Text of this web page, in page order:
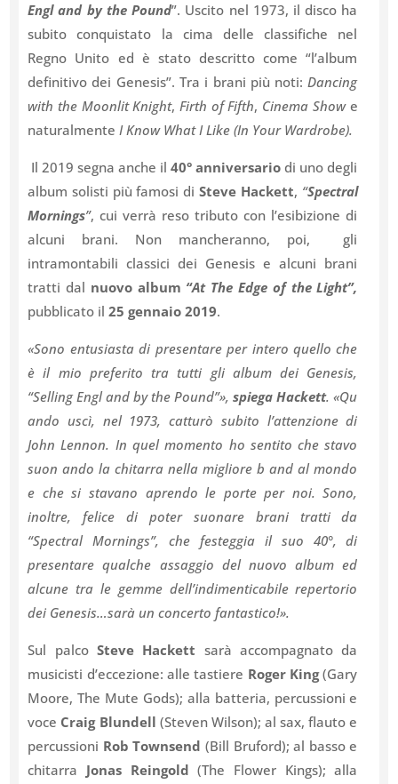
Engl and by the Pound”. Uscito nel 1973, il disco ha
subito conquistato la cima delle classifiche nel
Regno Unito ed è stato descritto come “l’album
definitivo dei Genesis”. Tra i brani più noti:Dancing
with the Moonlit Knight, Firth of Fifth, Cinema Showe
naturalmenteI Know What I Like (In Your Wardrobe).
Il 2019 segna anche il40° anniversario di uno degli
album solisti più famosi di Steve Hackett, “Spectral
Mornings”, cui verrà reso tributo con l’esibizione di
alcuni brani. Non mancheranno, poi, gli
intramontabili classici dei Genesis e alcuni brani
tratti dal nuovo album “At The Edge of the Light”,
pubblicato il25 gennaio 2019.
«Sono entusiasta di presentare per intero quello che
è il mio preferito tra tutti gli album dei Genesis,
“Selling Engl and by the Pound”»,spiega Hackett. «Qu
ando uscì, nel 1973, catturò subito l’attenzione di
John Lennon. In quel momento ho sentito che stavo
suon ando la chitarra nella migliore b and al mondo
e che si stavano aprendo le porte per noi. Sono,
inoltre, felice di poter suonare brani tratti da
“Spectral Mornings”, che festeggia il suo 40°, di
presentare qualche assaggio del nuovo album ed
alcune tra le gemme dell’indimenticabile repertorio
dei Genesis…sarà un concerto fantastico!».
Sul palco Steve Hackett sarà accompagnato da
musicisti d’eccezione: alle tastiere Roger King(Gary
Moore, The Mute Gods); alla batteria, percussioni e
voce Craig Blundell (Steven Wilson); al sax, flauto e
percussioni Rob Townsend (Bill Bruford); al basso e
chitarra Jonas Reingold (The Flower Kings); alla